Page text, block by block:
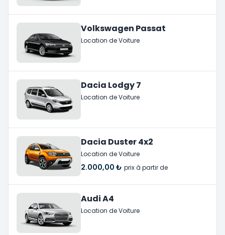
Volkswagen Passat
Location de Voiture
Dacia Lodgy 7
Location de Voiture
Dacia Duster 4x2
Location de Voiture
2.000,00 ₺ prix à partir de
Audi A4
Location de Voiture